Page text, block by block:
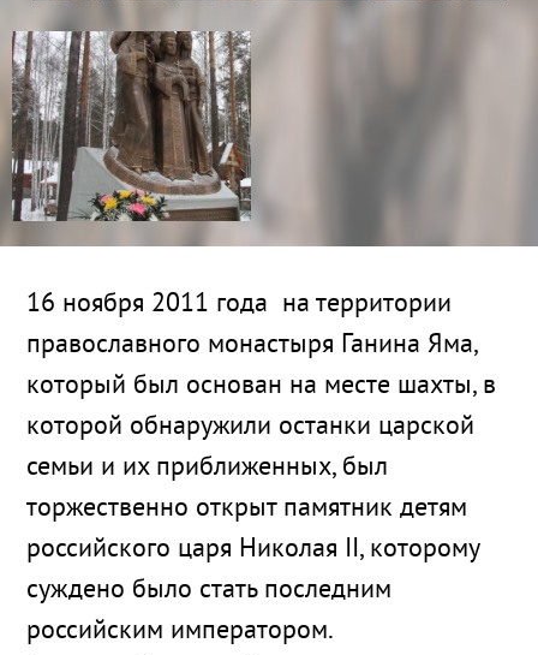
16 ноября 2011 года на территории
православного монастыря Ганина Яма,
который был основан на месте шахты, в
которой обнаружили останки царской
семьи и их приближенных, был
торжественно открыт памятник детям
российского царя Николая II, которому
суждено было стать последним
российским императором.